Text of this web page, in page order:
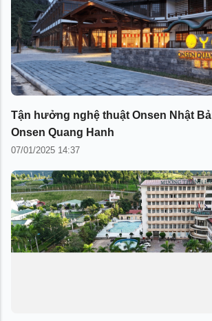
Tận hưởng nghệ thuật Onsen Nhật
Onsen Quang Hanh
07/01/2025 14:37